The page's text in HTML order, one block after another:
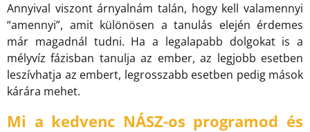
Annyival viszont árnyalnám talán, hogy kell valamennyi
“amennyi”, amit különösen a tanulás elején érdemes
már magadnál tudni. Ha a legalapabb dolgokat is a
mélyvíz fázisban tanulja az ember, az legjobb esetben
leszívhatja az embert, legrosszabb esetben pedig mások
kárára mehet.
Mi a kedvenc NÁSZ-os programod és